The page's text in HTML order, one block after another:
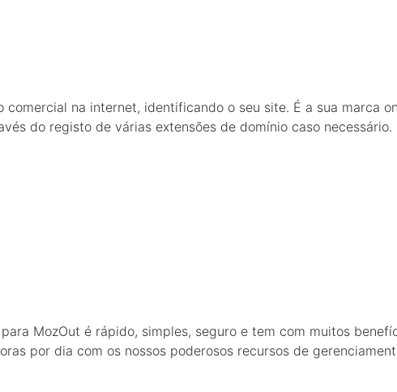
comercial na internet, identificando o seu site. É a sua marca
do registo de várias extensões de domínio caso necessário.
MozOut é rápido, simples, seguro e tem com muitos
por dia com os nossos poderosos recursos de